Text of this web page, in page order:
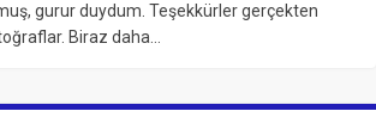
gurur duydum. Teşekkürler gerçekten
Biraz daha…